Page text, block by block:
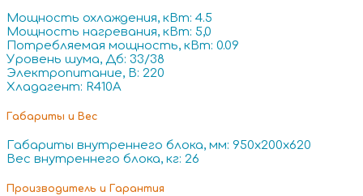
Мощность охлаждения, кВт: 4.5
Мощность нагревания, кВт: 5,0
Потребляемая мощность, кВт: 0.09
Уровень шума, Дб: 33/38
Электропитание, В: 220
Хладагент: R410A
Габариты и Вес
Габариты внутреннего блока, мм: 950x200x620
Вес внутреннего блока, кг: 26
Производитель и Гарантия